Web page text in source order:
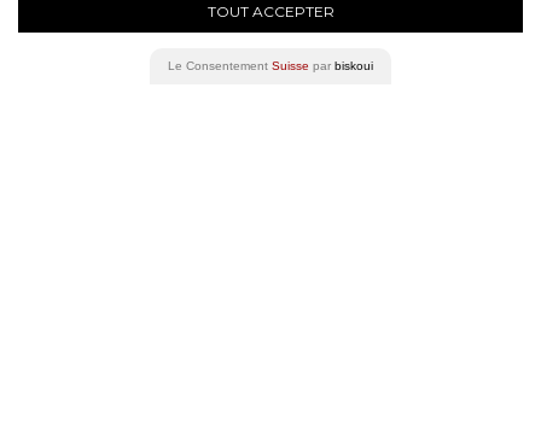
Certifications :TOUT ACCEPTER
Le Consentement Suisse par biskoui